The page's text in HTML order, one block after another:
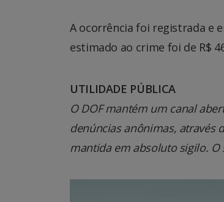
A ocorrência foi registrada e
estimado ao crime foi de R$
UTILIDADE PÚBLICA
O DOF mantém um canal
denúncias anônimas, através
mantida em absoluto sigilo. O